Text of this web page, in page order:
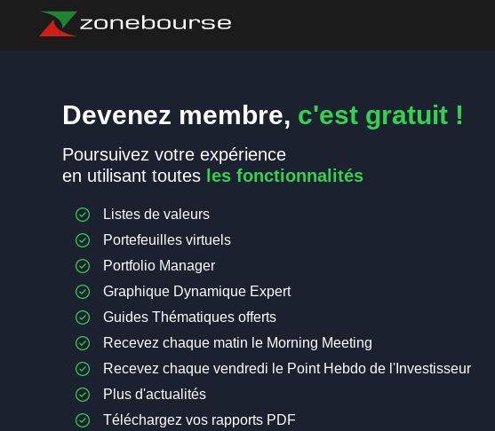
Devenez membre, c'est gratuit !
Poursuivez votre expérience
en utilisant toutes les fonctionnalités
Listes de valeurs
Portefeuilles virtuels
Portfolio Manager
Graphique Dynamique Expert
Guides Thématiques offerts
Recevez chaque matin le Morning Meeting
Recevez chaque vendredi le Point Hebdo de l'Investisseur
Plus d'actualités
Téléchargez vos rapports PDF